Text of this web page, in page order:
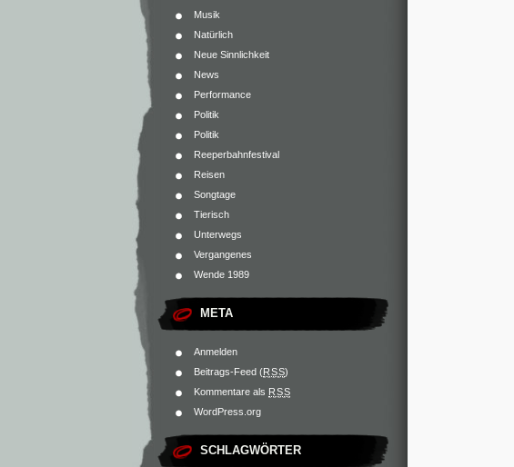
Musik
Natürlich
Neue Sinnlichkeit
News
Performance
Politik
Politik
Reeperbahnfestival
Reisen
Songtage
Tierisch
Unterwegs
Vergangenes
Wende 1989
META
Anmelden
Beitrags-Feed (RSS)
Kommentare als RSS
WordPress.org
SCHLAGWÖRTER